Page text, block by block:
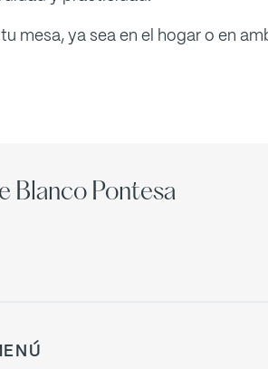
mesa, ya sea en el hogar o en
Blanco Pontesa